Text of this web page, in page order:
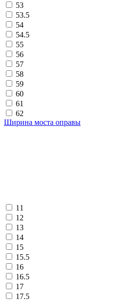
53
53.5
54
54.5
55
56
57
58
59
60
61
62
Ширина моста оправы
11
12
13
14
15
15.5
16
16.5
17
17.5